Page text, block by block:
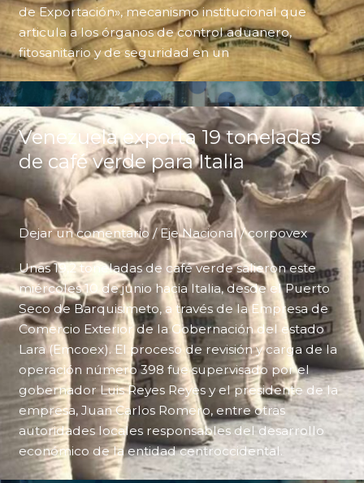
de Exportación», mecanismo institucional que
articula a los órganos de control aduanero,
fitosanitario y de seguridad en un
Venezuela exporta 19 toneladas
de café verde para Italia
Dejar un comentario /Eje Nacional/corpovex
Unas 19,2 toneladas de café verde salieron este
miércoles 10 de junio hacia Italia, desde el Puerto
Seco de Barquisimeto, a través de la Empresa de
Comercio Exterior de la Gobernación del estado
Lara (Emcoex). El proceso de revisión y carga de la
operación número 398 fue supervisado por el
gobernador Luis Reyes Reyes y el presidente de la
empresa, Juan Carlos Romero, entre otras
autoridades locales responsables del desarrollo
económico de la entidad centroccidental.